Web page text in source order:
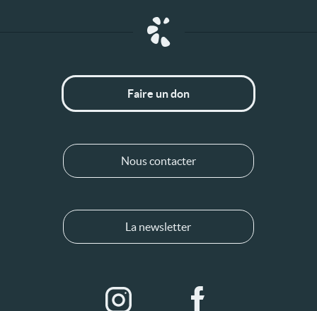
Faire un don
Nous contacter
La newsletter